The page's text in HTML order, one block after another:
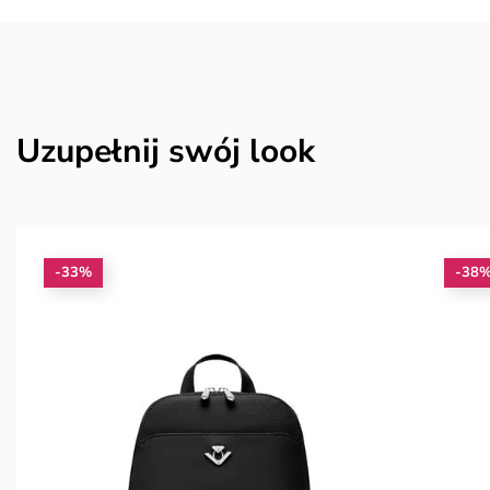
Uzupełnij swój look
-33% -